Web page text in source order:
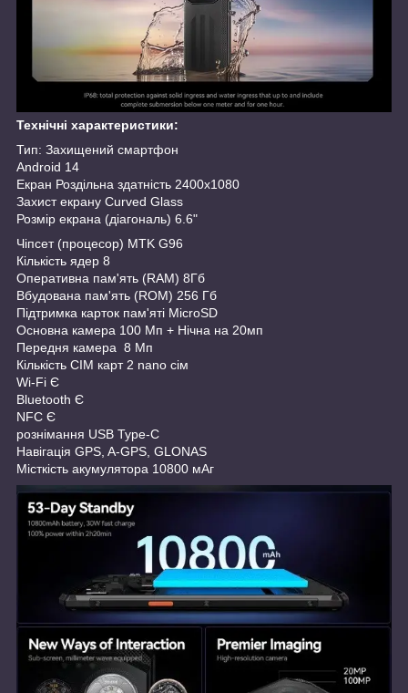
Технічні характеристики:
Тип: Захищений смартфон
Android 14
Екран Роздільна здатність 2400x1080
Захист екрану Curved Glass
Розмір екрана (діагональ) 6.6"
Чіпсет (процесор) MTK G96
Кількість ядер 8
Оперативна пам'ять (RAM) 8Гб
Вбудована пам'ять (ROM) 256 Гб
Підтримка карток пам'яті MicroSD
Основна камера 100 Мп + Нічна на 20мп
Передня камера 8 Мп
Кількість СІМ карт 2 nano сім
Wi-Fi Є
Bluetooth Є
NFC Є
рознімання USB Type-C
Навігація GPS, A-GPS, GLONAS
Місткість акумулятора 10800 мАг